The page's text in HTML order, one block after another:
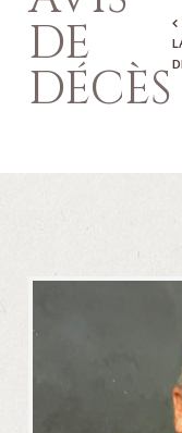
DE
DÉCÈS